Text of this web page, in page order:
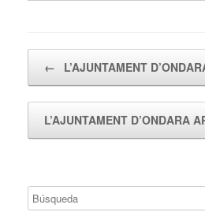
← L’AJUNTAMENT
L’AJUNTAMENT D’ONDARA